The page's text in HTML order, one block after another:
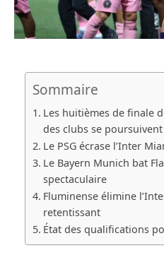
Sommaire
Les huitièmes de finale
des clubs se poursuivent
Le PSG écrase l’Inter
Le Bayern Munich bat
spectaculaire
Fluminense élimine
retentissant
État des qualifications